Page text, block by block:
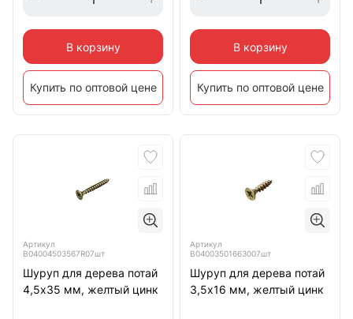
В корзину
Купить по оптовой цене
В корзину
Купить по оптовой цене
Артикул
B04004503567R07шт
Шуруп для дерева потай
4,5х35 мм, желтый цинк
Артикул
B04003501663007шт
Шуруп для дерева потай
3,5х16 мм, желтый цинк